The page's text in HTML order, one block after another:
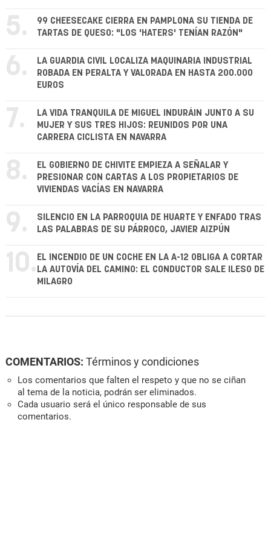
5.
99 CHEESECAKE CIERRA EN PAMPLONA SU TIENDA DE
TARTAS DE QUESO: "LOS 'HATERS' TENÍAN RAZÓN"
6.
LA GUARDIA CIVIL LOCALIZA MAQUINARIA INDUSTRIAL
ROBADA EN PERALTA Y VALORADA EN HASTA 200.000
EUROS
7.
LA VIDA TRANQUILA DE MIGUEL INDURÁIN JUNTO A SU
MUJER Y SUS TRES HIJOS: REUNIDOS POR UNA
CARRERA CICLISTA EN NAVARRA
8.
EL GOBIERNO DE CHIVITE EMPIEZA A SEÑALAR Y
PRESIONAR CON CARTAS A LOS PROPIETARIOS DE
VIVIENDAS VACÍAS EN NAVARRA
9.
SILENCIO EN LA PARROQUIA DE HUARTE Y ENFADO TRAS
LAS PALABRAS DE SU PÁRROCO, JAVIER AIZPÚN
10. EL INCENDIO DE UN COCHE EN LA A-12 OBLIGA A CORTAR
LA AUTOVÍA DEL CAMINO: EL CONDUCTOR SALE ILESO DE
MILAGRO
COMENTARIOS: Términos y condiciones
Los comentarios que falten el respeto y que no se ciñan
al tema de la noticia, podrán ser eliminados.
Cada usuario será el único responsable de sus
comentarios.